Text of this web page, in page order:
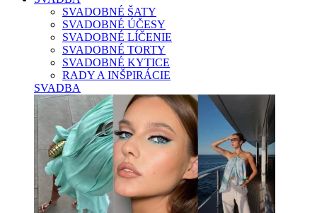
SVADOBNÉ ŠATY
SVADOBNÉ ÚČESY
SVADOBNÉ LÍČENIE
SVADOBNÉ TORTY
SVADOBNÉ KYTICE
RADY A INŠPIRÁCIE
SVADBA